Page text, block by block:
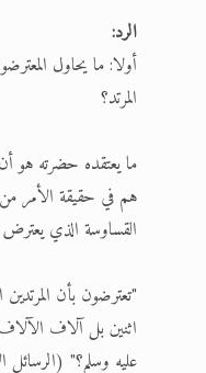
الرد:
أولا: ما يحاول
المرتد؟
ما يعتقده حضرته هو
هم في حقيقة الأمر من
القساوسة الذي يعترض
"تعترضون بأن
اثنين بل آلاف
عليه وسلم؟" (الرسائل الأحمدية،